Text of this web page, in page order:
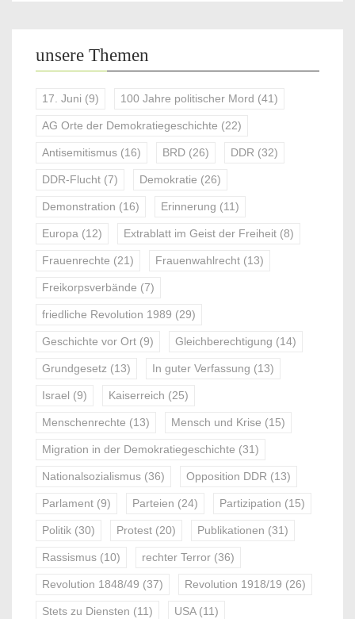
unsere Themen
17. Juni (9) 100 Jahre politischer Mord (41)
AG Orte der Demokratiegeschichte (22)
Antisemitismus (16) BRD (26) DDR (32)
DDR-Flucht (7) Demokratie (26)
Demonstration (16) Erinnerung (11)
Europa (12) Extrablatt im Geist der Freiheit (8)
Frauenrechte (21) Frauenwahlrecht (13)
Freikorpsverbände (7)
friedliche Revolution 1989 (29)
Geschichte vor Ort (9) Gleichberechtigung (14)
Grundgesetz (13) In guter Verfassung (13)
Israel (9) Kaiserreich (25)
Menschenrechte (13) Mensch und Krise (15)
Migration in der Demokratiegeschichte (31)
Nationalsozialismus (36) Opposition DDR (13)
Parlament (9) Parteien (24) Partizipation (15)
Politik (30) Protest (20) Publikationen (31)
Rassismus (10) rechter Terror (36)
Revolution 1848/49 (37) Revolution 1918/19 (26)
Stets zu Diensten (11) USA(11)